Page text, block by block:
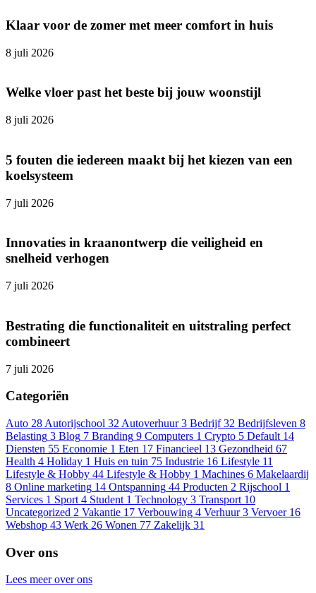
Klaar voor de zomer met meer comfort in huis
8 juli 2026
Welke vloer past het beste bij jouw woonstijl
8 juli 2026
5 fouten die iedereen maakt bij het kiezen van een
koelsysteem
7 juli 2026
Innovaties in kraanontwerp die veiligheid en
snelheid verhogen
7 juli 2026
Bestrating die functionaliteit en uitstraling perfect
combineert
7 juli 2026
Categoriën
Auto 28 Autorijschool 32 Autoverhuur 3 Bedrijf 32 Bedrijfsleven 8
Belasting 3 Blog 7 Branding 9 Computers 1 Crypto 5 Default 14
Diensten 55 Economie 1 Eten 17 Financieel 13 Gezondheid 67
Health 4 Holiday 1 Huis en tuin 75 Industrie 16 Lifestyle 11
Lifestyle & Hobby 44 Lifestyle & Hobby 1 Machines 6 Makelaardij
8 Online marketing 14 Ontspanning 44 Producten 2 Rijschool 1
Services 1 Sport 4 Student 1 Technology 3 Transport 10
Uncategorized 2 Vakantie 17 Verbouwing 4 Verhuur 3 Vervoer 16
Webshop 43 Werk 26 Wonen 77 Zakelijk 31
Over ons
Lees meer over ons